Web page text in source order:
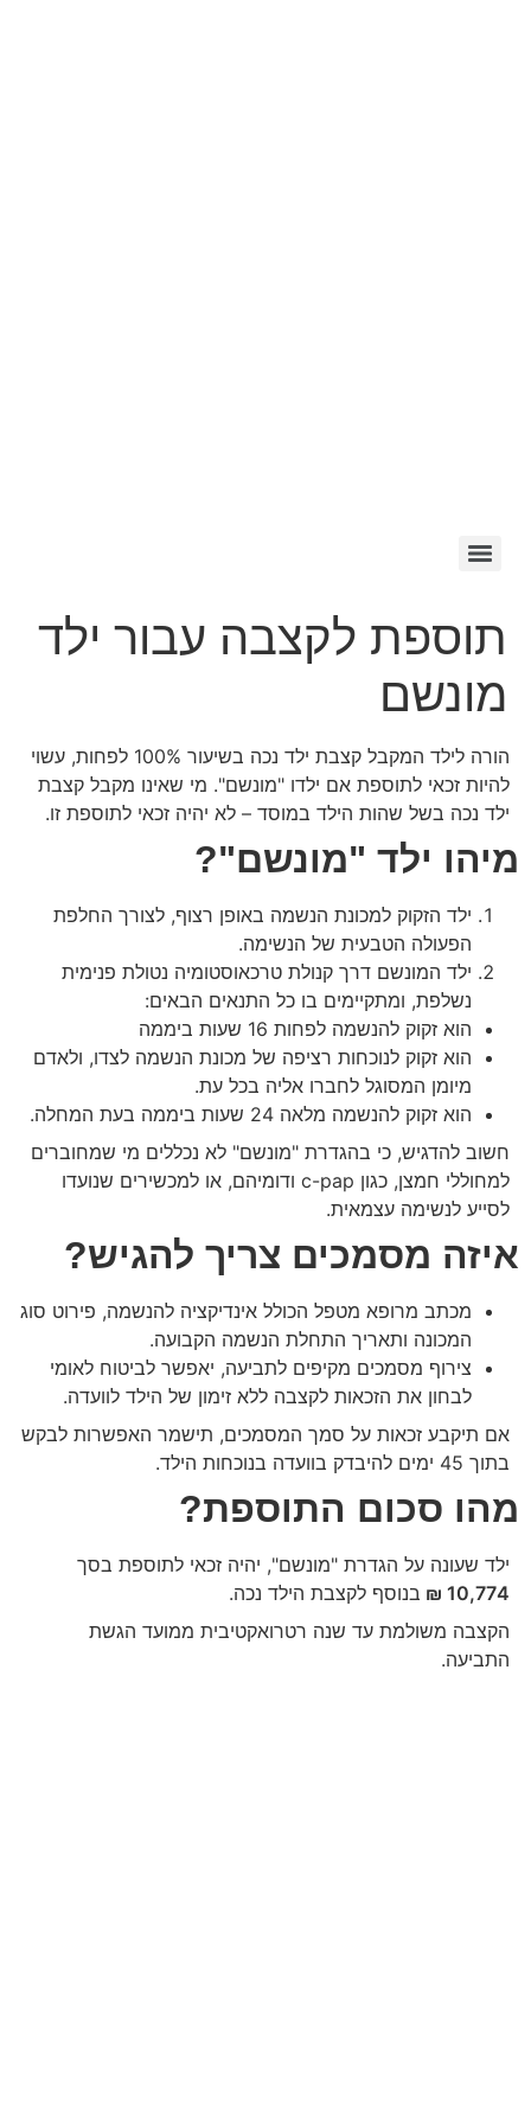
תוספת לקצבה עבור ילד
מונשם
הורה לילד המקבל קצבת ילד נכה בשיעור 100% לפחות, עשוי
להיות זכאי לתוספת אם ילדו "מונשם". מי שאינו מקבל קצבת
ילד נכה בשל שהות הילד במוסד – לא יהיה זכאי לתוספת זו.
מיהו ילד "מונשם"?
ילד הזקוק למכונת הנשמה באופן רצוף, לצורך החלפת
הפעולה הטבעית של הנשימה.
ילד המונשם דרך קנולת טרכאוסטומיה נטולת פנימית
נשלפת, ומתקיימים בו כל התנאים הבאים:
הוא זקוק להנשמה לפחות 16 שעות ביממה
הוא זקוק לנוכחות רציפה של מכונת הנשמה לצדו, ולאדם
מיומן המסוגל לחברו אליה בכל עת.
הוא זקוק להנשמה מלאה 24 שעות ביממה בעת המחלה.
חשוב להדגיש, כי בהגדרת "מונשם" לא נכללים מי שמחוברים
למחוללי חמצן, כגון c-pap ודומיהם, או למכשירים שנועדו
לסייע לנשימה עצמאית.
איזה מסמכים צריך להגיש?
מכתב מרופא מטפל הכולל אינדיקציה להנשמה, פירוט סוג
המכונה ותאריך התחלת הנשמה הקבועה.
צירוף מסמכים מקיפים לתביעה, יאפשר לביטוח לאומי
לבחון את הזכאות לקצבה ללא זימון של הילד לוועדה.
אם תיקבע זכאות על סמך המסמכים, תישמר האפשרות לבקש
בתוך 45 ימים להיבדק בוועדה בנוכחות הילד.
מהו סכום התוספת?
ילד שעונה על הגדרת "מונשם", יהיה זכאי לתוספת בסך
10,774 ₪
בנוסף לקצבת הילד נכה.
הקצבה משולמת עד שנה רטרואקטיבית ממועד הגשת
התביעה.